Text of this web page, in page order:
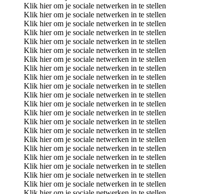
Klik hier om je sociale netwerken in te stellen
Klik hier om je sociale netwerken in te stellen
Klik hier om je sociale netwerken in te stellen
Klik hier om je sociale netwerken in te stellen
Klik hier om je sociale netwerken in te stellen
Klik hier om je sociale netwerken in te stellen
Klik hier om je sociale netwerken in te stellen
Klik hier om je sociale netwerken in te stellen
Klik hier om je sociale netwerken in te stellen
Klik hier om je sociale netwerken in te stellen
Klik hier om je sociale netwerken in te stellen
Klik hier om je sociale netwerken in te stellen
Klik hier om je sociale netwerken in te stellen
Klik hier om je sociale netwerken in te stellen
Klik hier om je sociale netwerken in te stellen
Klik hier om je sociale netwerken in te stellen
Klik hier om je sociale netwerken in te stellen
Klik hier om je sociale netwerken in te stellen
Klik hier om je sociale netwerken in te stellen
Klik hier om je sociale netwerken in te stellen
Klik hier om je sociale netwerken in te stellen